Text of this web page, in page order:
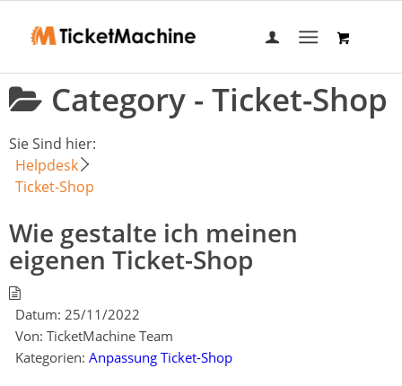
Category - Ticket-Shop
Sie Sind hier:
Helpdesk
Ticket-Shop
Wie gestalte ich meinen
eigenen Ticket-Shop
Datum: 25/11/2022
Von: TicketMachine Team
Kategorien: Anpassung Ticket-Shop